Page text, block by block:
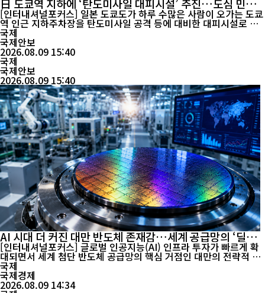
日 도쿄역 지하에 ‘탄도미사일 대피시설’ 추진…도심 민방
위 강화
[인터내셔널포커스] 일본 도쿄도가 하루 수많은 사람이 오가는 도쿄
역 인근 지하주차장을 탄도미사일 공격 등에 대비한 대피시설로 개
조한다. 단시간 몸을 피하는 기존 긴급대피시설보다 방호 능력을 높
이고 비상물자를 갖춰 일정 시간 체류할 수 있는 공간으로 조성한다
는 계획이다. 닛케이아시아 등에 따르면 고이케 유리코 도쿄도지사
는 지난 7일 기자회견에서 도쿄역 인근 야에스 ...
국제
국제안보
2026.08.09 15:40
국제
국제안보
2026.08.09 15:40
AI 시대 더 커진 대만 반도체 존재감…세계 공급망의 ‘딜레
마’
[인터내셔널포커스] 글로벌 인공지능(AI) 인프라 투자가 빠르게 확
대되면서 세계 첨단 반도체 공급망의 핵심 거점인 대만의 전략적 가
치가 다시 부각되고 있다. AI 데이터센터와 고성능 컴퓨팅 수요가 늘
어날수록 첨단 공정 반도체에 대한 의존도 역시 높아지기 때문이다.
스탠다드차타드 글로벌 최고투자책임자(CIO) 오피스 측 분석에 따
국제
국제경제
2026.08.09 14:34